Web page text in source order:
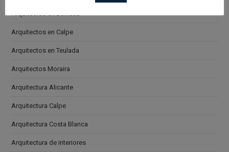
Arquitectos en Benissa
Arquitectos en Calpe
Arquitectos en Teulada
Arquitectos Moraira
Arquitectura Alicante
Arquitectura Calpe
Arquitectura Costa Blanca
Arquitectura de interiores